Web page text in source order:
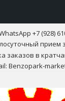
+7 (928)
прием
заказов в
Benzopark-